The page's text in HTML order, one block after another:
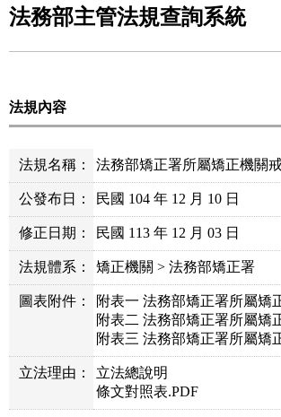
法務部主管法規查詢系統
法規內容
法規名稱： 法務部矯正署所屬矯正機關
公發布日： 民國 104 年 12 月 10 日
修正日期： 民國 113 年 12 月 03 日
法規體系： 矯正機關 > 法務部矯正署
圖表附件：
附表一 法務部矯正署所屬矯
附表二 法務部矯正署所屬矯
附表三 法務部矯正署所屬矯
立法理由：
立法總說明
條文對照表.PDF